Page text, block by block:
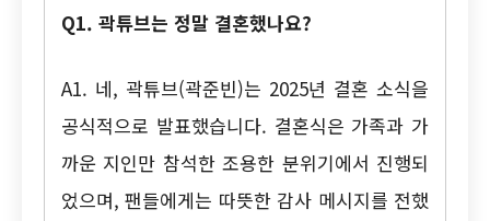
Q1. 곽튜브는 정말 결혼했나요?
A1. 네, 곽튜브(곽준빈)는 2025년 결혼 소식을
공식적으로 발표했습니다. 결혼식은 가족과 가
까운 지인만 참석한 조용한 분위기에서 진행되
었으며, 팬들에게는 따뜻한 감사 메시지를 전했